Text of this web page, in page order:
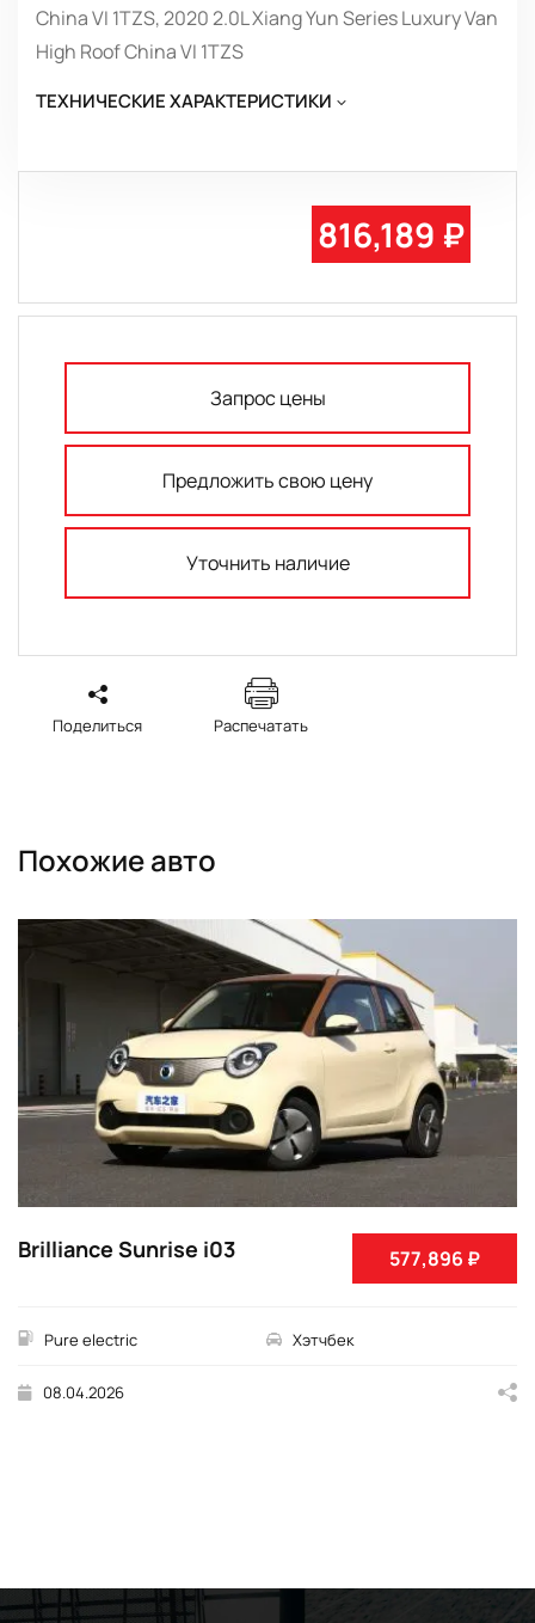
China VI 1TZS, 2020 2.0L Xiang Yun Series Luxury Van
High Roof China VI 1TZS
ТЕХНИЧЕСКИЕ ХАРАКТЕРИСТИКИ
816,189 ₽
Запрос цены
Предложить свою цену
Уточнить наличие
Поделиться Распечатать
Похожие авто
577,896 ₽
Brilliance Sunrise i03
Pure electric Хэтчбек
08.04.2026